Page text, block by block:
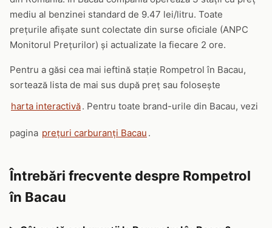
mediu al benzinei standard de 9.47 lei/litru. Toate
prețurile afișate sunt colectate din surse oficiale (ANPC
Monitorul Prețurilor) și actualizate la fiecare 2 ore.
Pentru a găsi cea mai ieftină stație Rompetrol în Bacau,
sortează lista de mai sus după preț sau folosește
harta interactivă. Pentru toate brand-urile din Bacau, vezi
pagina prețuri carburanți Bacau .
Întrebări frecvente despre Rompetrol
în Bacau